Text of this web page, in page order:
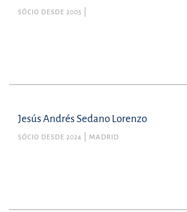
SÓCIO DESDE 2005
Jesús Andrés Sedano Lorenzo
SÓCIO DESDE 2024 MADRID